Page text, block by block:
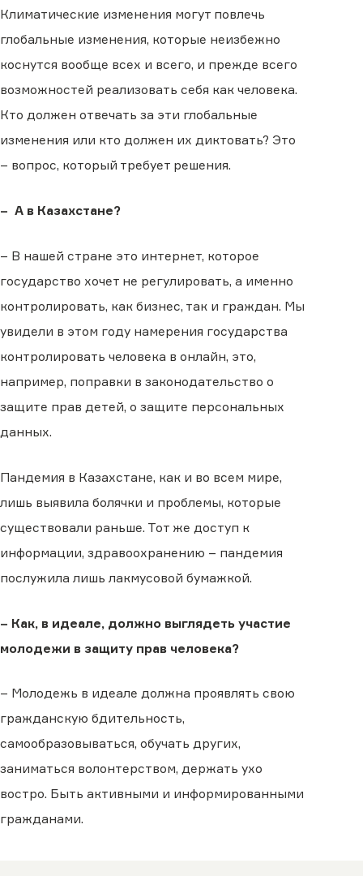
Климатические изменения могут повлечь
глобальные изменения, которые неизбежно
коснутся вообще всех и всего, и прежде всего
возможностей реализовать себя как человека.
Кто должен отвечать за эти глобальные
изменения или кто должен их диктовать? Это
– вопрос, который требует решения.
– А в Казахстане?
– В нашей стране это интернет, которое
государство хочет не регулировать, а именно
контролировать, как бизнес, так и граждан. Мы
увидели в этом году намерения государства
контролировать человека в онлайн, это,
например, поправки в законодательство о
защите прав детей, о защите персональных
данных.
Пандемия в Казахстане, как и во всем мире,
лишь выявила болячки и проблемы, которые
существовали раньше. Тот же доступ к
информации, здравоохранению – пандемия
послужила лишь лакмусовой бумажкой.
– Как, в идеале, должно выглядеть участие
молодежи в защиту прав человека?
– Молодежь в идеале должна проявлять свою
гражданскую бдительность,
самообразовываться, обучать других,
заниматься волонтерством, держать ухо
востро. Быть активными и информированными
гражданами.